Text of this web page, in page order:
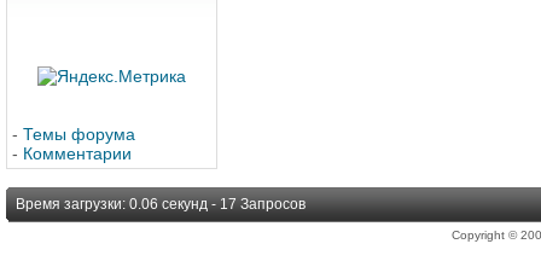
- Темы форума
- Комментарии
Время загрузки: 0.06 секунд - 17 Запросов
Copyright ©